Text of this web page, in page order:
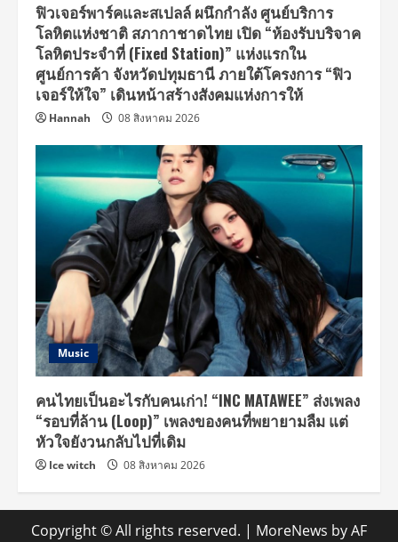
ฟิวเจอร์พาร์คและสเปลล์ ผนึกกำลัง ศูนย์บริการ
โลหิตแห่งชาติ สภากาชาดไทย เปิด “ห้องรับบริจาค
โลหิตประจำที่ (Fixed Station)” แห่งแรกใน
ศูนย์การค้า จังหวัดปทุมธานี ภายใต้โครงการ “ฟิว
เจอร์ให้ใจ” เดินหน้าสร้างสังคมแห่งการให้
Hannah 08 สิงหาคม 2026
Music
คนไทยเป็นอะไรกับคนเก่า! “INC MATAWEE” ส่งเพลง
“รอบที่ล้าน (Loop)” เพลงของคนที่พยายามลืม แต่
หัวใจยังวนกลับไปที่เดิม
Ice witch 08 สิงหาคม 2026
Copyright © All rights reserved. | MoreNews by AF